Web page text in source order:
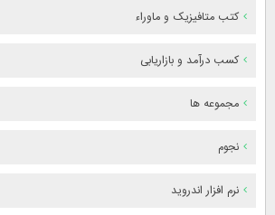
کتب متافیزیک و ماوراء
کسب درآمد و بازاریابی
مجموعه ها
نجوم
نرم افزار اندروید